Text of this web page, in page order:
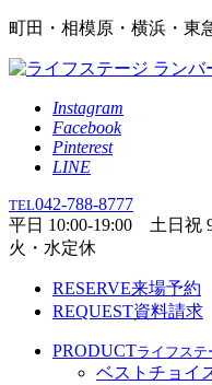
町田・相模原・横浜・東
Instagram
Facebook
Pinterest
LINE
TEL042-788-8777
平日 10:00-19:00 土日祝
火・水定休
RESERVE来場予約
REQUEST資料請求
PRODUCTライフステ
ベストチョイ